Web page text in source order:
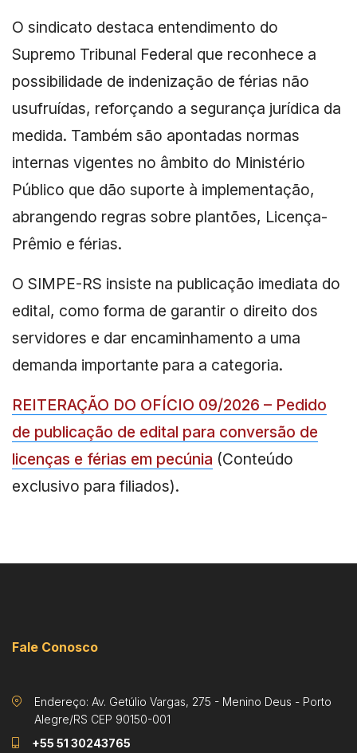
O sindicato destaca entendimento do
Supremo Tribunal Federal que reconhece a
possibilidade de indenização de férias não
usufruídas, reforçando a segurança jurídica da
medida. Também são apontadas normas
internas vigentes no âmbito do Ministério
Público que dão suporte à implementação,
abrangendo regras sobre plantões, Licença-
Prêmio e férias.
O SIMPE-RS insiste na publicação imediata do
edital, como forma de garantir o direito dos
servidores e dar encaminhamento a uma
demanda importante para a categoria.
REITERAÇÃO DO OFÍCIO 09/2026 – Pedido
de publicação de edital para conversão de
licenças e férias em pecúnia (Conteúdo
exclusivo para filiados).
Fale Conosco
Endereço: Av. Getúlio Vargas, 275 - Menino Deus - Porto
Alegre/RS CEP 90150-001
+55 51 30243765